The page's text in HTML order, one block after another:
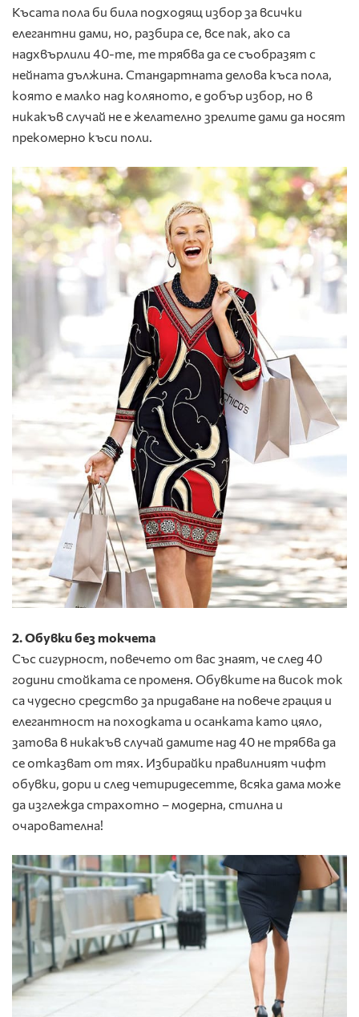
Късата пола би била подходящ избор за всички
елегантни дами, но, разбира се, все пак, ако са
надхвърлили 40-те, те трябва да се съобразят с
нейната дължина. Стандартната делова къса пола,
която е малко над коляното, е добър избор, но в
никакъв случай не е желателно зрелите дами да носят
прекомерно къси поли.
2. Обувки без токчета
Със сигурност, повечето от вас знаят, че след 40
години стойката се променя. Обувките на висок ток
са чудесно средство за придаване на повече грация и
елегантност на походката и осанката като цяло,
затова в никакъв случай дамите над 40 не трябва да
се отказват от тях. Избирайки правилният чифт
обувки, дори и след четиридесетте, всяка дама може
да изглежда страхотно – модерна, стилна и
очарователна!